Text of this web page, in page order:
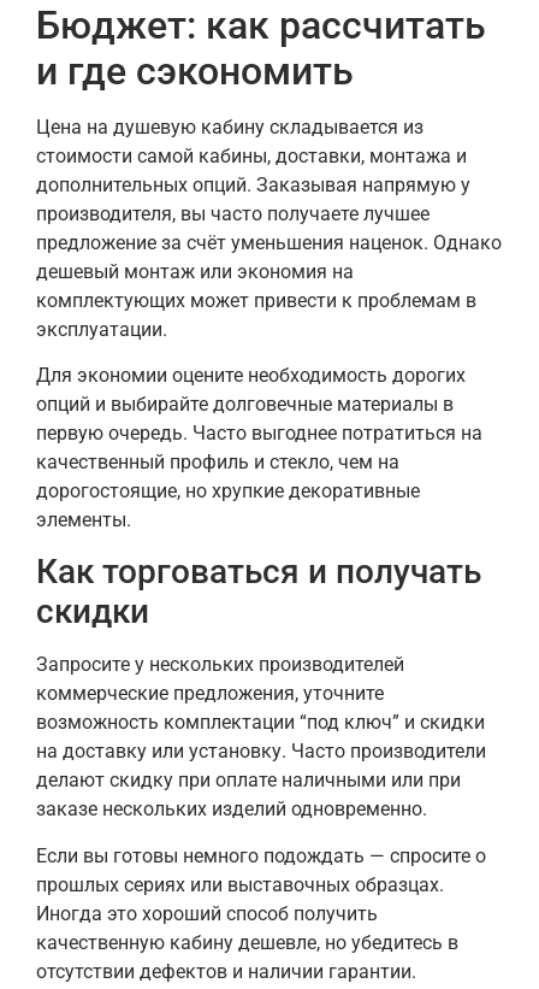
Бюджет: как рассчитать
и где сэкономить
Цена на душевую кабину складывается из
стоимости самой кабины, доставки, монтажа и
дополнительных опций. Заказывая напрямую у
производителя, вы часто получаете лучшее
предложение за счёт уменьшения наценок. Однако
дешевый монтаж или экономия на
комплектующих может привести к проблемам в
эксплуатации.
Для экономии оцените необходимость дорогих
опций и выбирайте долговечные материалы в
первую очередь. Часто выгоднее потратиться на
качественный профиль и стекло, чем на
дорогостоящие, но хрупкие декоративные
элементы.
Как торговаться и получать
скидки
Запросите у нескольких производителей
коммерческие предложения, уточните
возможность комплектации “под ключ” и скидки
на доставку или установку. Часто производители
делают скидку при оплате наличными или при
заказе нескольких изделий одновременно.
Если вы готовы немного подождать — спросите о
прошлых сериях или выставочных образцах.
Иногда это хороший способ получить
качественную кабину дешевле, но убедитесь в
отсутствии дефектов и наличии гарантии.